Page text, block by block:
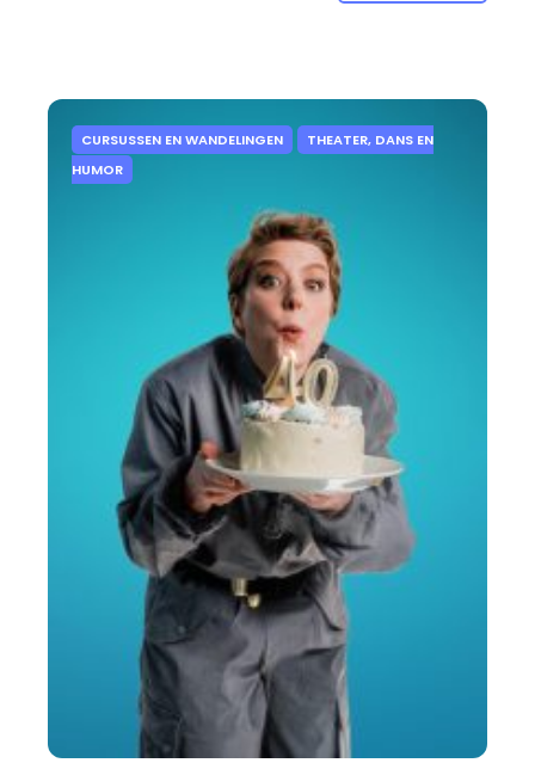
CURSUSSEN EN WANDELINGEN
THEATER, DANS EN
HUMOR